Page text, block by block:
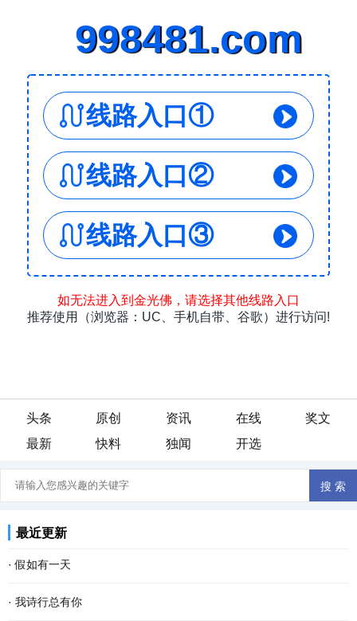
头条 原创 资讯 在线
奖文
最新
快料 独闻 开选
最近更新
·假如有一天
假如有一天， 我变成了一阵风， 我会轻柔的吹过游子的脸庞， 像母
· 我诗行总有你